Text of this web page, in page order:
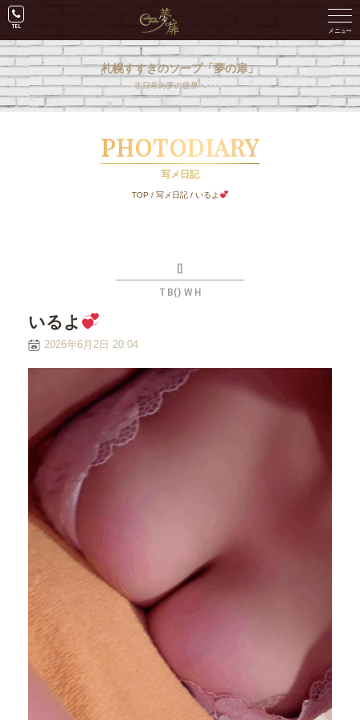
札幌すすきのソープ「夢の扉」
非日常の夢の世界へ･･･。
PHOTODIARY
写メ日記
TOP / 写メ日記/ いるよ
[]
T B() W H
いるよ
2026年6月2日 20:04